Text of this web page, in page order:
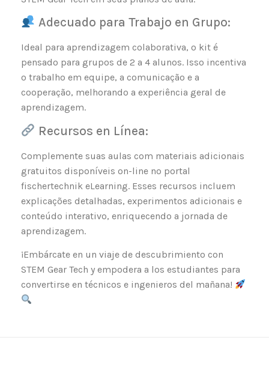
Adecuado para Trabajo en Grupo:
Ideal para aprendizagem colaborativa, o kit é
pensado para grupos de 2 a 4 alunos. Isso incentiva
o trabalho em equipe, a comunicação e a
cooperação, melhorando a experiência geral de
aprendizagem.
Recursos en Línea:
Complemente suas aulas com materiais adicionais
gratuitos disponíveis on-line no portal
fischertechnik eLearning. Esses recursos incluem
explicações detalhadas, experimentos adicionais e
conteúdo interativo, enriquecendo a jornada de
aprendizagem.
¡Embárcate en un viaje de descubrimiento con
STEM Gear Tech y empodera a los estudiantes para
convertirse en técnicos e ingenieros del mañana!